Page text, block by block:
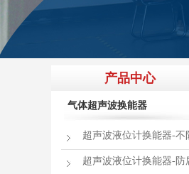
产品中心
气体超声波换能器
超声波液位计换能器-不
超声波液位计换能器-防